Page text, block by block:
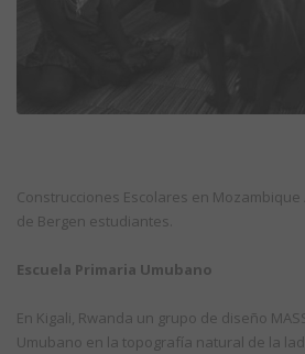
Construcciones Escolares en
de Bergen estudiantes.
Escuela Primaria Umubano
En Kigali, Rwanda un grupo de diseño
Umubano en la topografía natural de la